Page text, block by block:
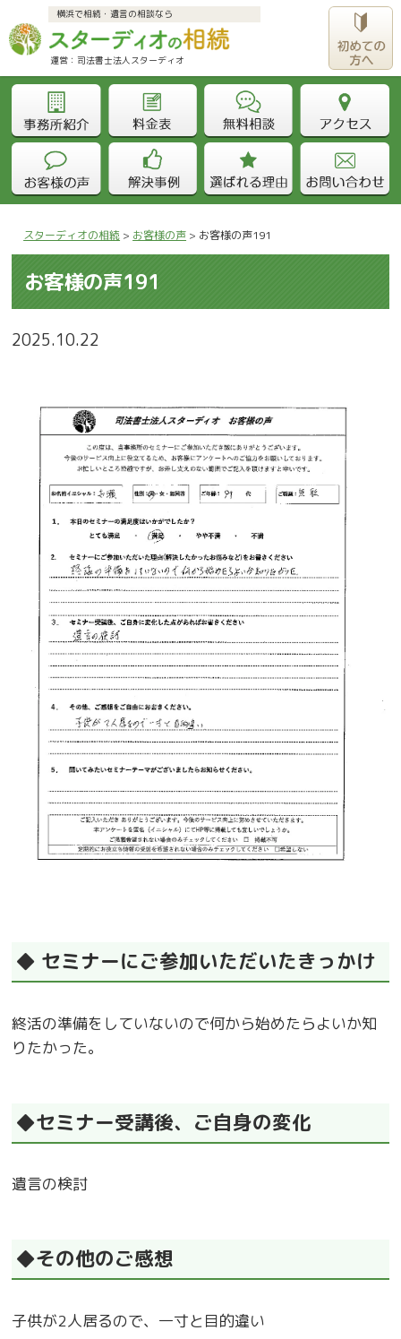
横浜で相続・遺言の相談なら
スターディオの相続 > お客様の声 > お客様の声191
お客様の声191
2025.10.22
◆ セミナーにご参加いただいたきっかけ
終活の準備をしていないので何から始めたらよいか知
りたかった。
◆セミナー受講後、ご自身の変化
遺言の検討
◆その他のご感想
子供が2人居るので、一寸と目的違い